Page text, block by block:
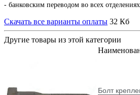
- банковским переводом во всех
Скачать все варианты оплаты 32 Кб
Другие товары из этой категории
Болт